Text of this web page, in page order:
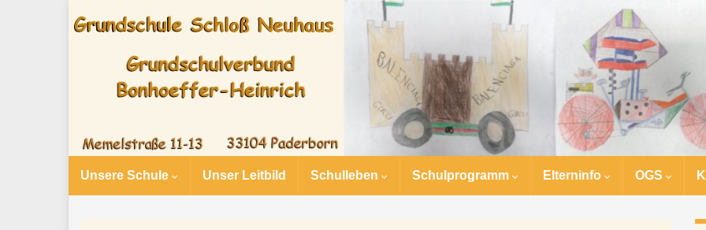
Unsere Schule Unser Leitbild Schulleben Schulprogramm Elterninfo OGS